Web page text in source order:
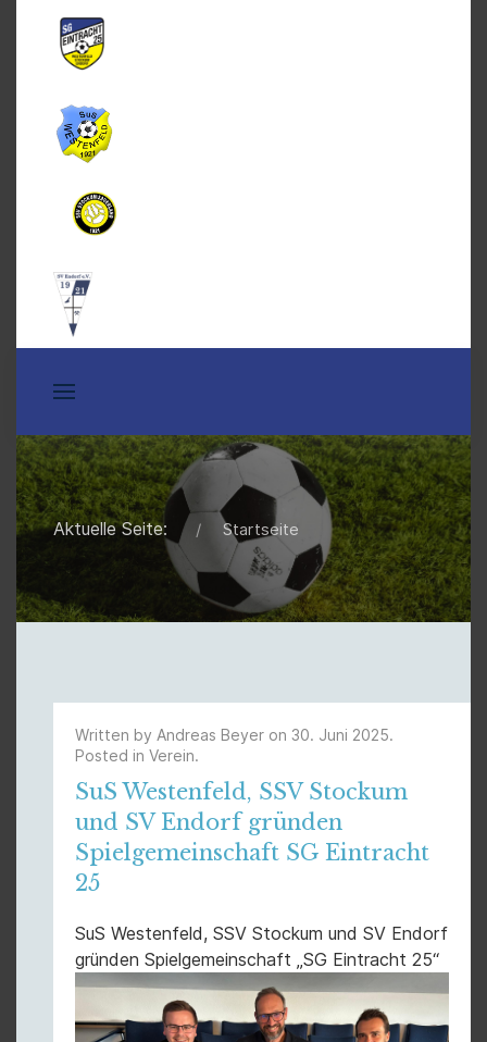
Aktuelle Seite: Startseite
Written by Andreas Beyer on 30. Juni 2025.
Posted in Verein.
SuS Westenfeld, SSV Stockum
und SV Endorf gründen
Spielgemeinschaft SG Eintracht
25
SuS Westenfeld, SSV Stockum und SV Endorf
gründen Spielgemeinschaft „SG Eintracht 25“